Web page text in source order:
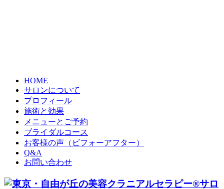
HOME
サロンについて
プロフィール
施術と効果
メニューとご予約
ブライダルコース
お客様の声（ビフォーアフター）
Q&A
お問い合わせ